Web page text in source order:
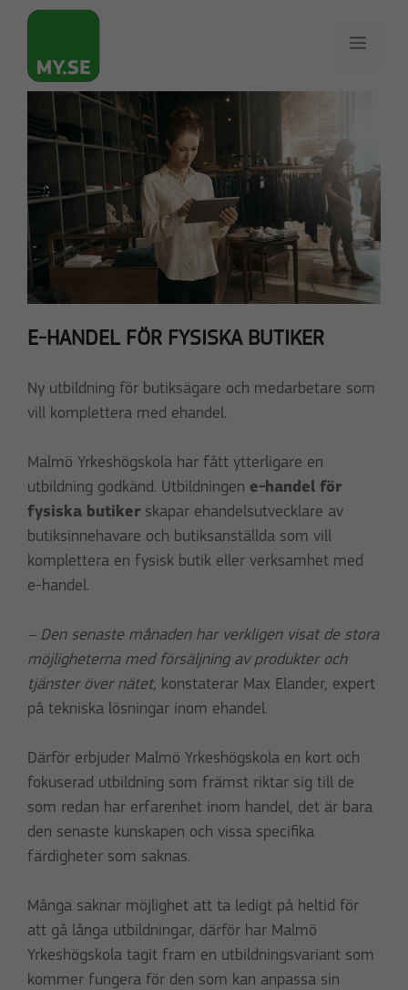
Hoppa
innehåll
Meny
E-HANDEL FÖR FYSISKA BUTIKER
Ny utbildning för butiksägare och medarbetare som
vill komplettera med ehandel.
Malmö Yrkeshögskola har fått ytterligare en
utbildning godkänd. Utbildningen e-handel för
fysiska butiker skapar ehandelsutvecklare av
butiksinnehavare och butiksanställda som vill
komplettera en fysisk butik eller verksamhet med
e-handel.
– Den senaste månaden har verkligen visat de stora
möjligheterna med försäljning av produkter och
tjänster över nätet, konstaterar Max Elander, expert
på tekniska lösningar inom ehandel.
Därför erbjuder Malmö Yrkeshögskola en kort och
fokuserad utbildning som främst riktar sig till de
som redan har erfarenhet inom handel, det är bara
den senaste kunskapen och vissa specifika
färdigheter som saknas.
Många saknar möjlighet att ta ledigt på heltid för
att gå långa utbildningar, därför har Malmö
Yrkeshögskola tagit fram en utbildningsvariant som
kommer fungera för den som kan anpassa sin